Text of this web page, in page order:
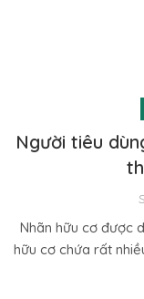
Người tiêu
Nhãn hữu cơ được
hữu cơ chứa rất